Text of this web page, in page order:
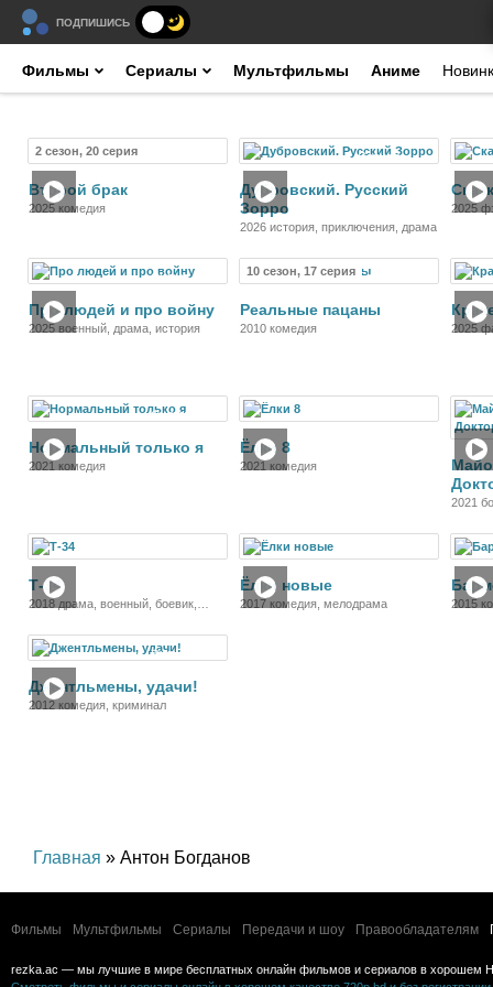
ПОДПИШИСЬ
Фильмы Сериалы Мультфильмы Аниме
2 сезон, 20 серия
Второй брак
2025 комедия
Сериал
Дубровский. Русский
Зорро
2026 история, приключения, драма
2025
Фильм
Про людей и про войну
2025 военный, драма, история
10 сезон, 17 серия Сериал
Реальные пацаны
2010 комедия
2025
Фильм
Нормальный только я
2021 комедия
Ёлки 8
2021 комедия
2021
Т-34
2018 драма, военный, боевик,
Ёлки новые
2017 комедия, мелодрама 2015
Фильм
Джентльмены, удачи!
2012 комедия, криминал
Главная » Антон Богданов
Фильмы Мультфильмы Сериалы Передачи и шоу Правообладателям
rezka.ac — мы лучшие в мире бесплатных онлайн фильмов и сериалов в хорошем